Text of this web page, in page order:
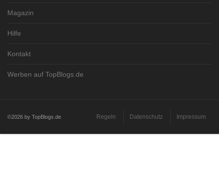
Magazin
Hilfe
Kontakt
Werben auf TopBlogs.de
©2026 by TopBlogs.de Regeln Datenschutz Impressum